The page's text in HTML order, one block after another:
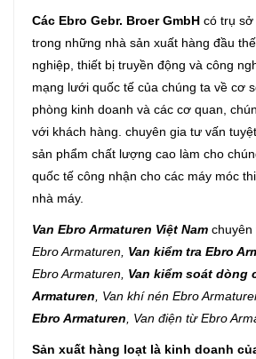
Các Ebro Gebr. Broer GmbH có trụ sở
trong những nhà sản xuất hàng đầu
nghiệp, thiết bị truyền động và công
mạng lưới quốc tế của chúng ta về cơ
phòng kinh doanh và các cơ quan,
với khách hàng. chuyên gia tư vấn
sản phẩm chất lượng cao làm cho
quốc tế công nhận cho các máy móc
nhà máy.
Van Ebro Armaturen Việt Nam chuyên
Ebro Armaturen, Van kiểm tra Ebro
Ebro Armaturen, Van kiểm soát dòng
Armaturen , Van khí nén Ebro
Ebro Armaturen , Van điện từ Ebro
Sản xuất hàng loạt là kinh doanh